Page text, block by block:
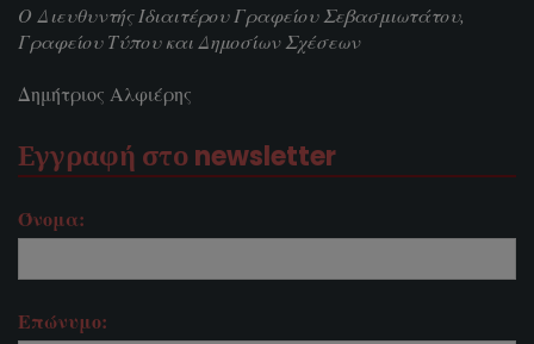
Ο Διευθυντής Ιδιαιτέρου Γραφείου Σεβασμιωτάτου,
Γραφείου Τύπου και Δημοσίων Σχέσεων
Δημήτριος Αλφιέρης
Εγγραφή στο newsletter
Όνομα:
Επώνυμο: